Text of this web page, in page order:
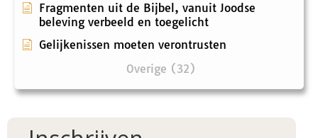
Fragmenten uit de Bijbel, vanuit Joodse
beleving verbeeld en toegelicht
Gelijkenissen moeten verontrusten
Overige (32)